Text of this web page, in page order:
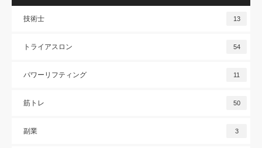
技術士 13
トライアスロン 54
パワーリフティング 11
筋トレ 50
副業 3